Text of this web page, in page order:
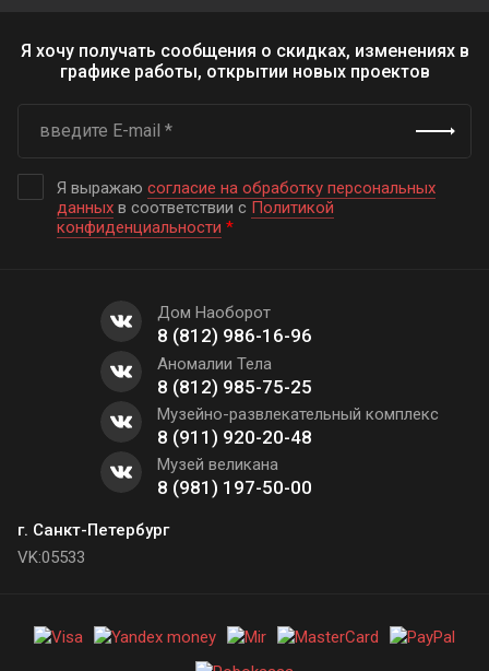
Я хочу получать сообщения о скидках, изменениях в
графике работы, открытии новых проектов
Я выражаю согласие на обработку персональных
данных в соответствии с Политикой
конфиденциальности *
Дом Наоборот
8 (812) 986-16-96
Аномалии Тела
8 (812) 985-75-25
Музейно-развлекательный комплекс
8 (911) 920-20-48
Музей великана
8 (981) 197-50-00
г. Санкт-Петербург
VK:05533